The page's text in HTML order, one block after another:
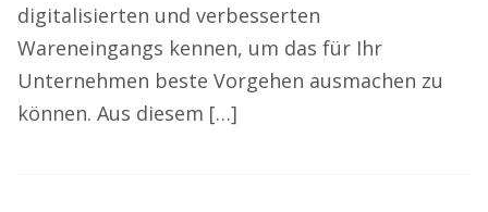
digitalisierten und verbesserten
Wareneingangs kennen, um das für Ihr
Unternehmen beste Vorgehen ausmachen zu
können. Aus diesem […]